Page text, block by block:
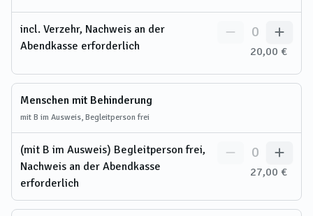
incl. Verzehr, Nachweis an der
Abendkasse erforderlich
20,00 €
0
Menschen mit Behinderung
mit B im Ausweis, Begleitperson frei
(mit B im Ausweis) Begleitperson frei,
Nachweis an der Abendkasse
erforderlich
27,00 €
0